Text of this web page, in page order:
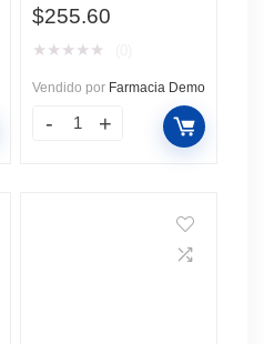
$255.60
★ ★ ★ ★ ★
Vendido por Farmacia Demo